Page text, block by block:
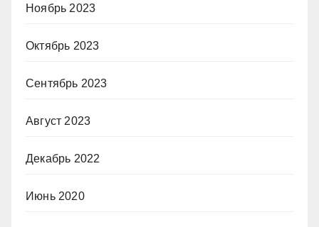
Ноябрь 2023
Октябрь 2023
Сентябрь 2023
Август 2023
Декабрь 2022
Июнь 2020